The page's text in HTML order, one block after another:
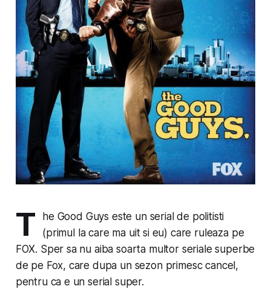
T
he Good Guys este un serial de politisti
(primul la care ma uit si eu) care ruleaza pe
FOX. Sper sa nu aiba soarta multor seriale superbe
de pe Fox, care dupa un sezon primesc cancel,
pentru ca e un serial super.